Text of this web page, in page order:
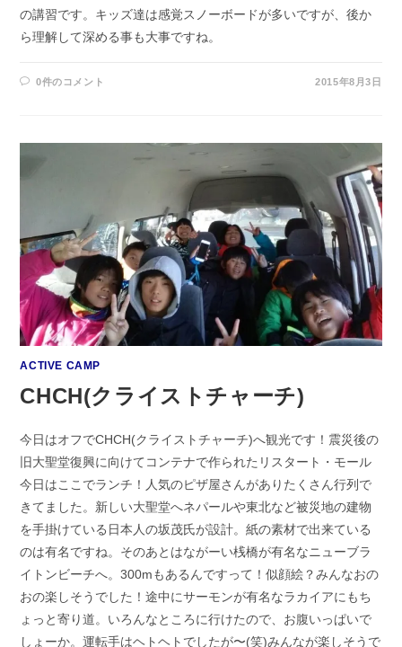
の講習です。キッズ達は感覚スノーボードが多いですが、後か
ら理解して深める事も大事ですね。
0件のコメント 2015年8月3日
ACTIVE CAMP
CHCH(クライストチャーチ)
今日はオフでCHCH(クライストチャーチ)へ観光です！震災後の
旧大聖堂復興に向けてコンテナで作られたリスタート・モール
今日はここでランチ！人気のピザ屋さんがありたくさん行列で
きてました。新しい大聖堂へネパールや東北など被災地の建物
を手掛けている日本人の坂茂氏が設計。紙の素材で出来ている
のは有名ですね。そのあとはながーい桟橋が有名なニューブラ
イトンビーチへ。300mもあるんですって！似顔絵？みんなおの
おの楽しそうでした！途中にサーモンが有名なラカイアにもち
ょっと寄り道。いろんなところに行けたので、お腹いっぱいで
しょーか。運転手はヘトヘトでしたが〜(笑)みんなが楽しそうで